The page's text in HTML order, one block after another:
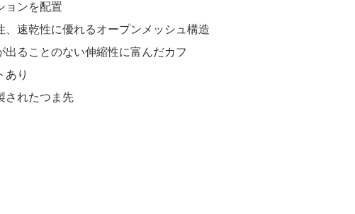
ョンを配置
、速乾性に優れるオープンメッシュ構造
出ることのない伸縮性に富んだカフ
あり
されたつま先